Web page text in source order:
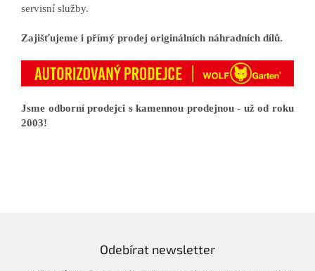
servisní služby.
Zajišťujeme i přímý prodej originálních náhradních dílů.
Jsme odborní prodejci s kamennou prodejnou - už od roku
2003!
Odebírat newsletter